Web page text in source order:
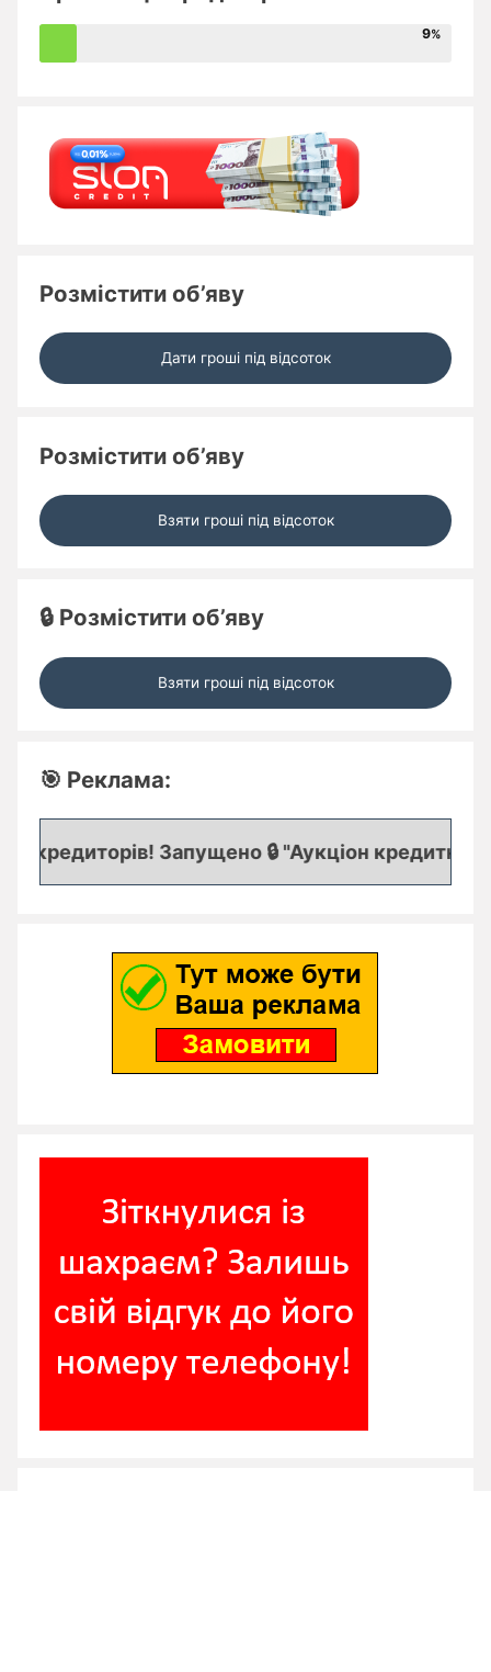
9
Розмістити об’яву
Дати гроші під відсоток
Розмістити об’яву
Взяти гроші під відсоток
🔒 Розмістити об’яву
Взяти гроші під відсоток
🎯 Реклама:
кредиторів! Запущено 🔒 "Аукціон кредитних